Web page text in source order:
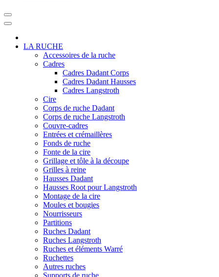
LA RUCHE
Accessoires de la ruche
Cadres
Cadres Dadant Corps
Cadres Dadant Hausses
Cadres Langstroth
Cire
Corps de ruche Dadant
Corps de ruche Langstroth
Couvre-cadres
Entrées et crémaillères
Fonds de ruche
Fonte de la cire
Grillage et tôle à la découpe
Grilles à reine
Hausses Dadant
Hausses Root pour Langstroth
Montage de la cire
Moules et bougies
Nourrisseurs
Partitions
Ruches Dadant
Ruches Langstroth
Ruches et éléments Warré
Ruchettes
Autres ruches
Supports de ruche